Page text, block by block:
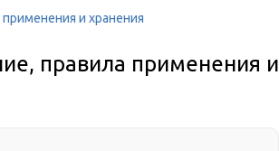
и хранения
правила применения и